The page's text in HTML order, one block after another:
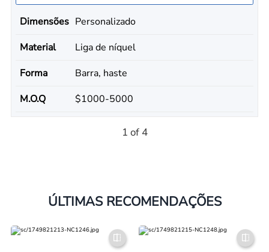
Dimensões Personalizado
Material
Liga de níquel
Forma
Barra, haste
M.O.Q
$1000-5000
1 of 4
ÚLTIMAS RECOMENDAÇÕES